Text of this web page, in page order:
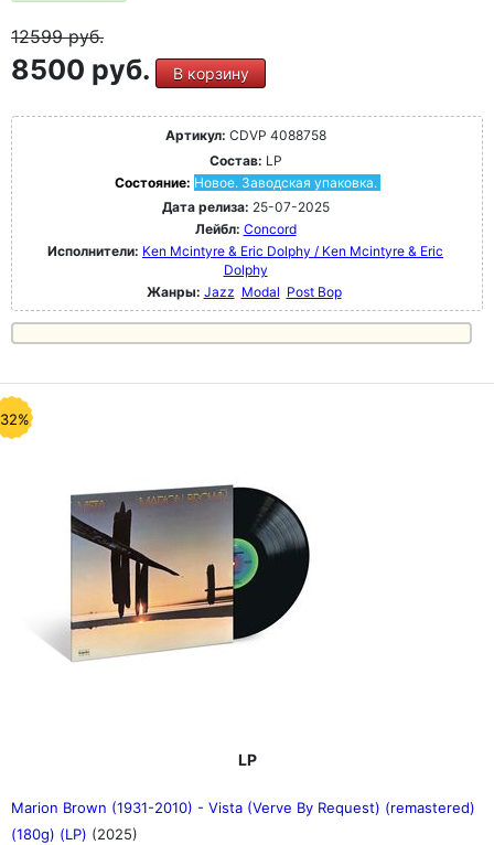
12599руб.
8500 руб. В корзину
Артикул: CDVP 4088758
Состав: LP
Состояние: Новое. Заводская упаковка.
Дата релиза: 25-07-2025
Лейбл: Concord
Исполнители: Ken Mcintyre & Eric Dolphy / Ken Mcintyre & Eric
Dolphy
Жанры: Jazz Modal Post Bop
LP
Marion Brown (1931-2010) - Vista (Verve By Request) (remastered)
(180g) (LP) (2025)